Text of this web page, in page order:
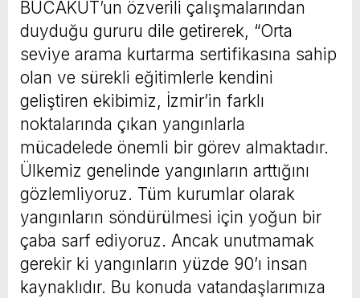
BUCAKUT’un özverili çalışmalarından
duyduğu gururu dile getirerek, “Orta
seviye arama kurtarma sertifikasına sahip
olan ve sürekli eğitimlerle kendini
geliştiren ekibimiz, İzmir’in farklı
noktalarında çıkan yangınlarla
mücadelede önemli bir görev almaktadır.
Ülkemiz genelinde yangınların arttığını
gözlemliyoruz. Tüm kurumlar olarak
yangınların söndürülmesi için yoğun bir
çaba sarf ediyoruz. Ancak unutmamak
gerekir ki yangınların yüzde 90’ı insan
kaynaklıdır. Bu konuda vatandaşlarımıza